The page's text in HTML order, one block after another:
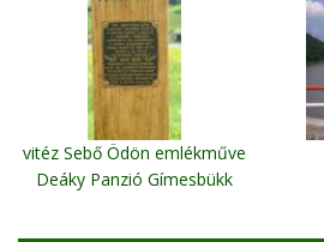
vitéz Sebő Ödön emlékműve
Deáky Panzió Gímesbükk